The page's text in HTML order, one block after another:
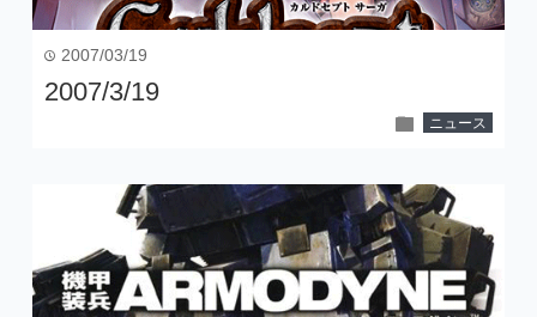
time 2007/03/19
2007/3/19
folder ニュース